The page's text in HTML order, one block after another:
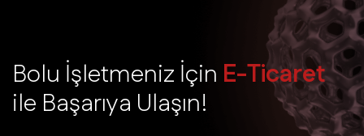
Bolu İşletmeniz İçin E-Ticaret
ile Başarıya Ulaşın!